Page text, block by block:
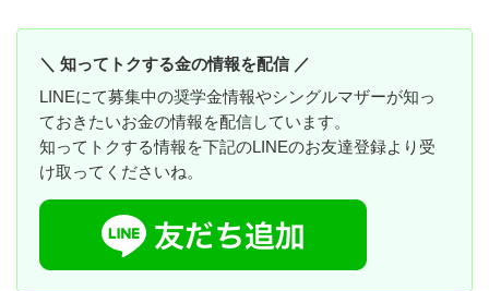
＼ 知ってトクする金の情報を配信 ／
LINEにて募集中の奨学金情報やシングルマザーが知っ
ておきたいお金の情報を配信しています。
知ってトクする情報を下記のLINEのお友達登録より受
け取ってくださいね。